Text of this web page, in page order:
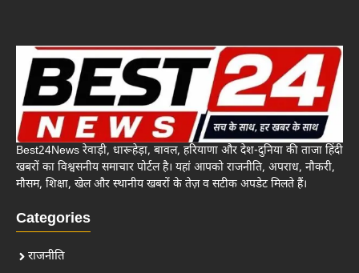
Best24News रेवाड़ी, धारूहेड़ा, बावल, हरियाणा और देश-दुनिया की ताजा हिंदी
खबरों का विश्वसनीय समाचार पोर्टल है। यहां आपको राजनीति, अपराध, नौकरी,
मौसम, शिक्षा, खेल और स्थानीय खबरों के तेज़ व सटीक अपडेट मिलते हैं।
Categories
राजनीति